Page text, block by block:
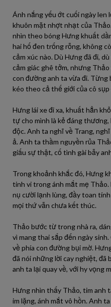
Ánh nắng yếu ớt cuối ngày len
khuôn mặt nhợt nhạt của
nhìn theo bóng Hưng khuất
hai hố đen trống rỗng, không
cảm xúc nào. Dù Hưng đã đi,
cảm giác ghê tởm, nhưng
con đường anh ta vừa đi. Từng
kéo theo cả thế giới của cô sụp
Hưng lái xe đi xa, khuất hẳn
tự cho mình là kẻ đáng thương,
độc. Anh ta nghĩ về Trang,
ả. Anh ta thầm nguyền rủa
giấu sự thật, cố tình gài bẫy
Trong khoảnh khắc đó, Hưng
tinh vi trong ánh mắt mẹ
nụ cười lạnh lùng, đầy toan
mọi thứ vẫn chưa kết thúc.
Thảo bước từ trong nhà ra,
vì mang thai sắp đến ngày
về phía con đường bụi mờ.
đã nói những lời cay nghiệt, đã
anh ta lại quay về, với hy vọng
Hưng nhìn thấy Thảo, tim anh
im lặng, ánh mắt vô hồn. Anh